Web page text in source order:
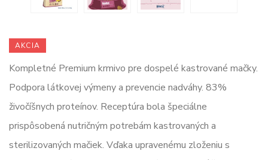
AKCIA
Kompletné Premium krmivo pre dospelé kastrované mačky.
Podpora látkovej výmeny a prevencie nadváhy. 83%
živočíšnych proteínov. Receptúra bola špeciálne
prispôsobená nutričným potrebám kastrovaných a
sterilizovaných mačiek. Vďaka upravenému zloženiu s